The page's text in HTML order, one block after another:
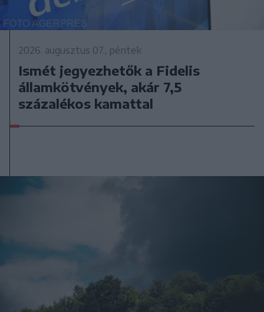
2026. augusztus 07., péntek
Ismét jegyezhetők a Fidelis
államkötvények, akár 7,5
százalékos kamattal